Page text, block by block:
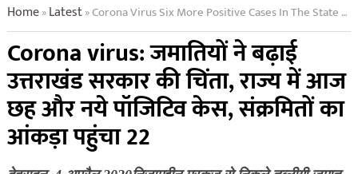
Home»Latest»Corona Virus Six More Positive Cases In The State Today The Figure Of Infected Reached 22
Corona virus: जमातियों ने बढ़ाई
उत्तराखंड सरकार की चिंता, राज्य में आज
छह और नये पॉजिटिव केस, संक्रमितों का
आंकड़ा पहुंचा 22